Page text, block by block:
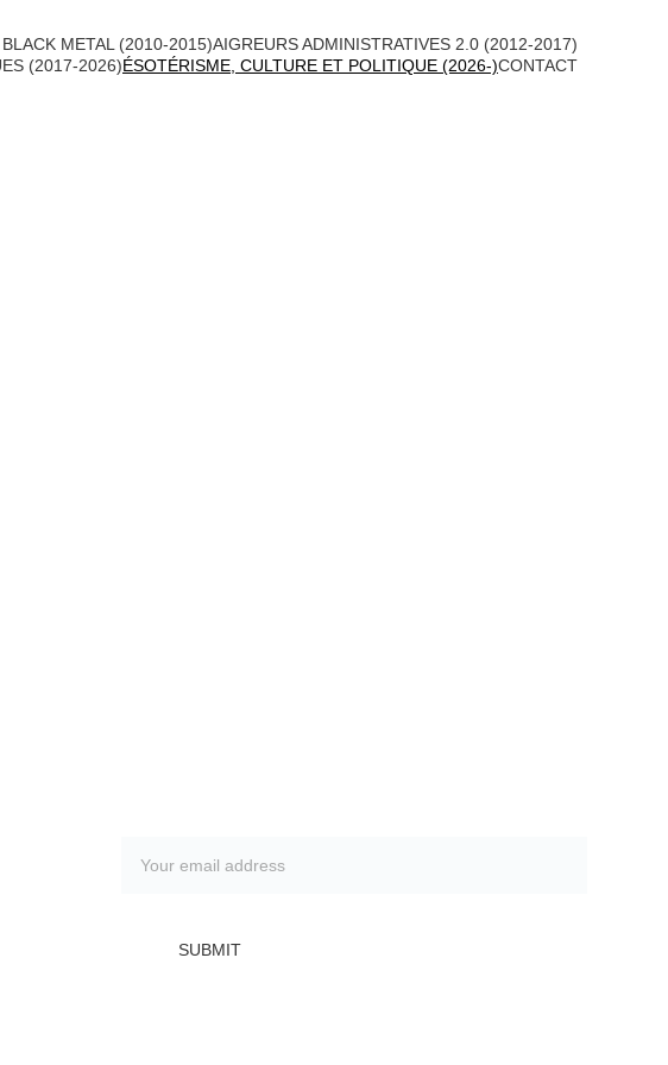
METAL (2010-2015)AIGREURS ADMINISTRATIVES 2.0 (2012-2017)
(2017-2026)ÉSOTÉRISME, CULTURE ET POLITIQUE (2026-)CONTACT
SUBMIT